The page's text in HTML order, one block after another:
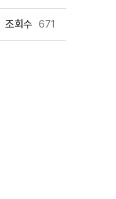
조회수 671